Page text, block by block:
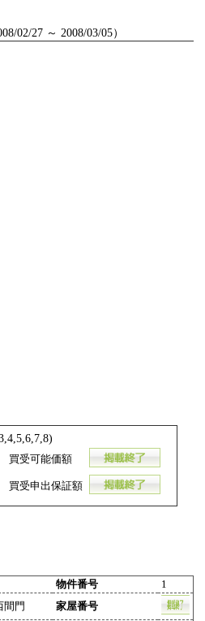
02/27 ～ 2008/03/05）
買受可能価額
買受申出保証額
物件番号
1
間門
家屋番号